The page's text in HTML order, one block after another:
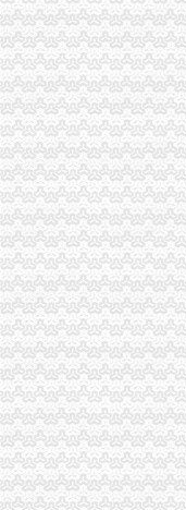
九龙坡区工商分局怎么注
高新区工商分局加“一节一
全市工商系统第二届“红盾
万州区工商局一般纳税人
大渡口区工商分局代办一